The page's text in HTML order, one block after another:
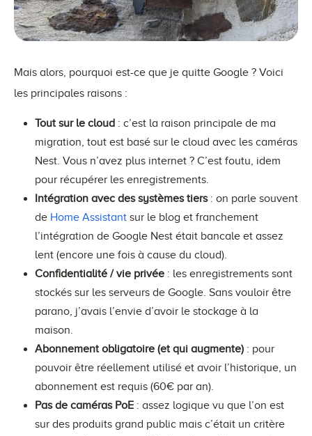
Mais alors, pourquoi est-ce que je quitte Google ? Voici
les principales raisons :
Tout sur le cloud : c’est la raison principale de ma
migration, tout est basé sur le cloud avec les caméras
Nest. Vous n’avez plus internet ? C’est foutu, idem
pour récupérer les enregistrements.
Intégration avec des systèmes tiers: on parle souvent
de Home Assistant sur le blog et franchement
l’intégration de Google Nest était bancale et assez
lent (encore une fois à cause du cloud).
Confidentialité / vie privée : les enregistrements sont
stockés sur les serveurs de Google. Sans vouloir être
parano, j’avais l’envie d’avoir le stockage à la
maison.
Abonnement obligatoire (et qui augmente) : pour
pouvoir être réellement utilisé et avoir l’historique, un
abonnement est requis (60€ par an).
Pas de caméras PoE : assez logique vu que l’on est
sur des produits grand public mais c’était un critère